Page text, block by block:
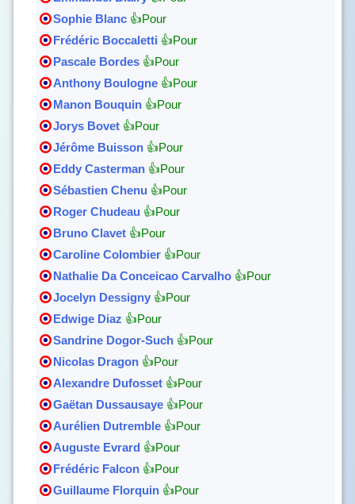
Sophie Blanc 👍Pour
Frédéric Boccaletti 👍Pour
Pascale Bordes 👍Pour
Anthony Boulogne 👍Pour
Manon Bouquin 👍Pour
Jorys Bovet 👍Pour
Jérôme Buisson 👍Pour
Eddy Casterman 👍Pour
Sébastien Chenu 👍Pour
Roger Chudeau 👍Pour
Bruno Clavet 👍Pour
Caroline Colombier 👍Pour
Nathalie Da Conceicao Carvalho 👍Pour
Jocelyn Dessigny 👍Pour
Edwige Diaz 👍Pour
Sandrine Dogor-Such 👍Pour
Nicolas Dragon 👍Pour
Alexandre Dufosset 👍Pour
Gaëtan Dussausaye 👍Pour
Aurélien Dutremble 👍Pour
Auguste Evrard 👍Pour
Frédéric Falcon 👍Pour
Guillaume Florquin 👍Pour